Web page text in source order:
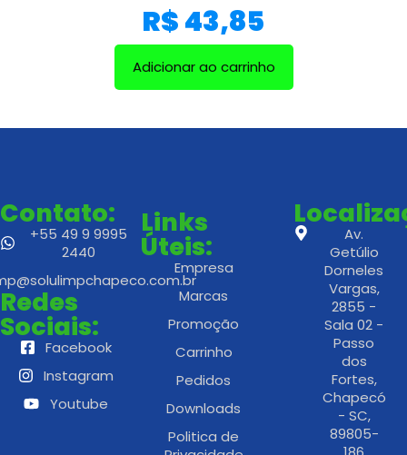
R$43,85
Adicionar ao carrinho
Contato:
+55 49 9 9995
2440
Redes
Sociais:
Facebook
Instagram
Youtube
Links
Úteis:
Empresa
Marcas
Promoção
Carrinho
Pedidos
Downloads
Politica de
Av.
Getúlio
Dorneles
Vargas,
2855 -
Sala 02 -
Passo
dos
Fortes,
Chapecó
- SC,
89805-